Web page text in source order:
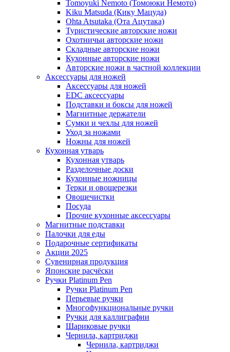
Tomoyuki Nemoto (Томоюки Немото)
Kiku Matsuda (Кику Мацуда)
Ohta Atsutaka (Ота Ацутака)
Туристические авторские ножи
Охотничьи авторские ножи
Складные авторские ножи
Кухонные авторские ножи
Авторские ножи в частной коллекции
Аксессуары для ножей
Аксессуары для ножей
EDC аксессуары
Подставки и боксы для ножей
Магнитные держатели
Сумки и чехлы для ножей
Уход за ножами
Ножны для ножей
Кухонная утварь
Кухонная утварь
Разделочные доски
Кухонные ножницы
Терки и овощерезки
Овощечистки
Посуда
Прочие кухонные аксессуары
Магнитные подставки
Палочки для еды
Подарочные сертификаты
Акции 2025
Сувенирная продукция
Японские расчёски
Ручки Platinum Pen
Ручки Platinum Pen
Перьевые ручки
Многофункциональные ручки
Ручки для каллиграфии
Шариковые ручки
Чернила, картриджи
Чернила, картриджи